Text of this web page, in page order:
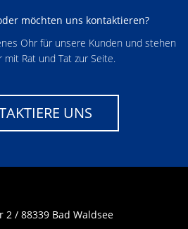
möchten uns kontaktieren?
Ohr für unsere Kunden und stehen
mit Rat und Tat zur Seite.
UNS
2 / 88339 Bad Waldsee